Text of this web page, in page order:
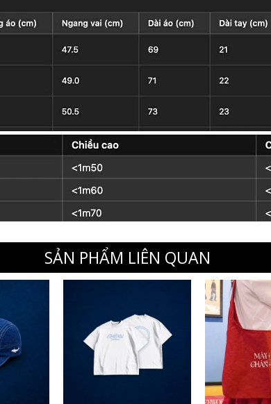
SẢN PHẨM LIÊN QUAN